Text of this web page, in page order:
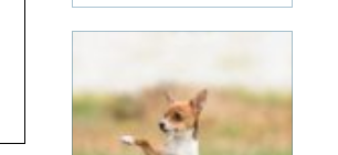
följeslagare upple...